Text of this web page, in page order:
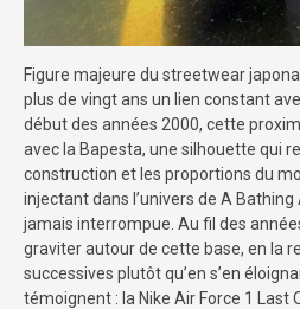
Figure majeure du streetwear
plus de vingt ans un lien constant
début des années 2000, cette
avec la Bapesta, une silhouette qui
construction et les proportions du
injectant dans l’univers de A
jamais interrompue. Au fil des
graviter autour de cette base, en la
successives plutôt qu’en s’en
témoignent : la Nike Air Force 1 Last